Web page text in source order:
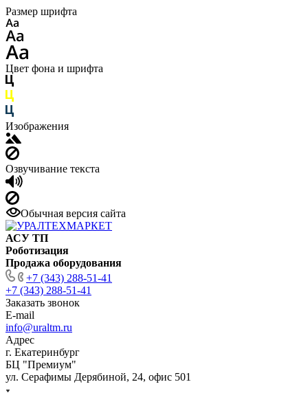
Размер шрифта
Цвет фона и шрифта
Изображения
Озвучивание текста
Обычная версия сайта
АСУ ТП
Роботизация
Продажа оборудования
+7 (343) 288-51-41
+7 (343) 288-51-41
Заказать звонок
E-mail
info@uraltm.ru
Адрес
г. Екатеринбург
БЦ "Премиум"
ул. Серафимы Дерябиной, 24, офис 501